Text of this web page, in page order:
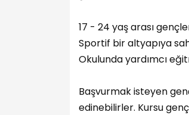
17 - 24 yaş arası
Sportif bir altyapıya
Okulunda yardımcı
Başvurmak isteyen
edinebilirler. Kursu